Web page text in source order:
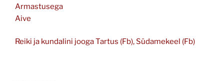
Armastusega
Aive
Reiki ja kundalini jooga Tartus (Fb), Südamekeel (Fb)